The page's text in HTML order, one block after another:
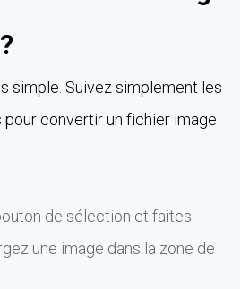
simple. Suivez simplement les
convertir un fichier image
de sélection et faites
une image dans la zone de